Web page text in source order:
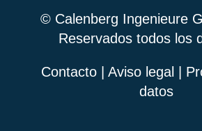
© Calenberg Ingenieure
Reservados todos los
Contacto Aviso legal
datos